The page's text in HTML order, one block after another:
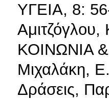
ΥΓΕΙΑ, 8:
ΚΟΙΝΩΝΙΑ
Μιχαλάκη,
Δράσεις,